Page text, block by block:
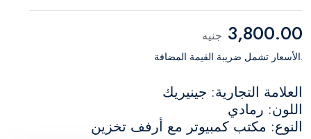
3,800.00 جنيه
.الأسعار تشمل ضريبة القيمة المضافة
العلامة التجارية: جينيريك
اللون: رمادي
النوع: مكتب كمبيوتر مع أرفف تخزين